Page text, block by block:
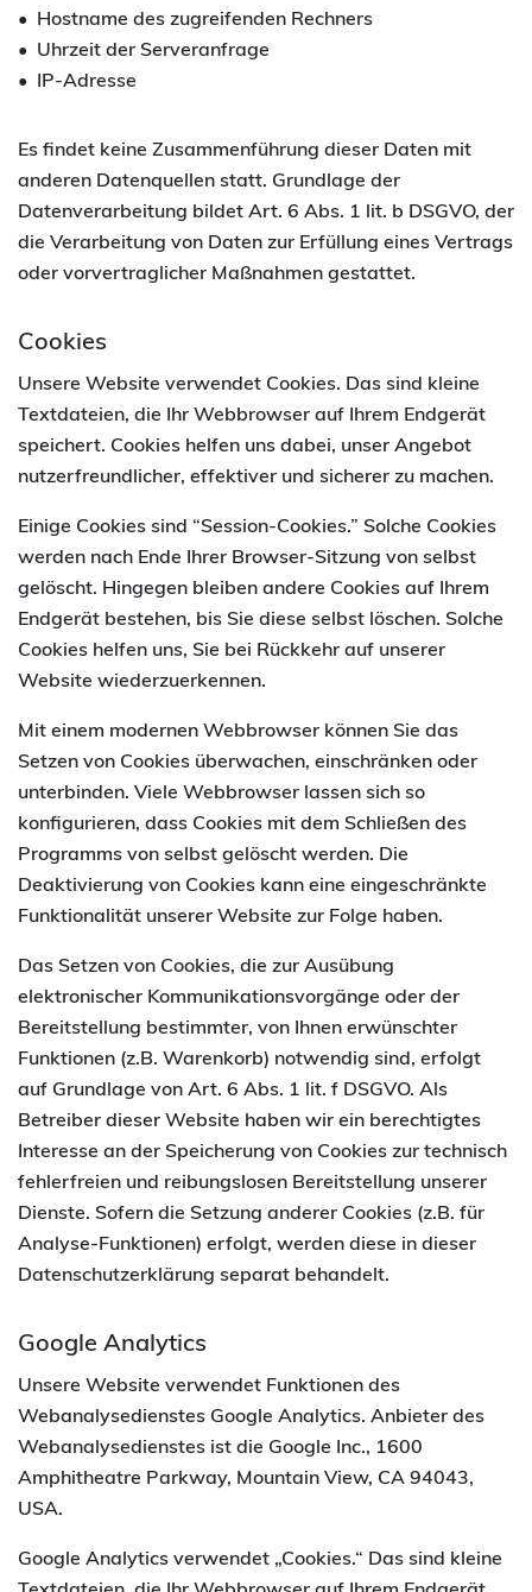
Hostname des zugreifenden Rechners
Uhrzeit der Serveranfrage
IP-Adresse
Es findet keine Zusammenführung dieser Daten mit
anderen Datenquellen statt. Grundlage der
Datenverarbeitung bildet Art. 6 Abs. 1 lit. b DSGVO, der
die Verarbeitung von Daten zur Erfüllung eines Vertrags
oder vorvertraglicher Maßnahmen gestattet.
Cookies
Unsere Website verwendet Cookies. Das sind kleine
Textdateien, die Ihr Webbrowser auf Ihrem Endgerät
speichert. Cookies helfen uns dabei, unser Angebot
nutzerfreundlicher, effektiver und sicherer zu machen.
Einige Cookies sind “Session-Cookies.” Solche Cookies
werden nach Ende Ihrer Browser-Sitzung von selbst
gelöscht. Hingegen bleiben andere Cookies auf Ihrem
Endgerät bestehen, bis Sie diese selbst löschen. Solche
Cookies helfen uns, Sie bei Rückkehr auf unserer
Website wiederzuerkennen.
Mit einem modernen Webbrowser können Sie das
Setzen von Cookies überwachen, einschränken oder
unterbinden. Viele Webbrowser lassen sich so
konfigurieren, dass Cookies mit dem Schließen des
Programms von selbst gelöscht werden. Die
Deaktivierung von Cookies kann eine eingeschränkte
Funktionalität unserer Website zur Folge haben.
Das Setzen von Cookies, die zur Ausübung
elektronischer Kommunikationsvorgänge oder der
Bereitstellung bestimmter, von Ihnen erwünschter
Funktionen (z.B. Warenkorb) notwendig sind, erfolgt
auf Grundlage von Art. 6 Abs. 1 lit. f DSGVO. Als
Betreiber dieser Website haben wir ein berechtigtes
Interesse an der Speicherung von Cookies zur technisch
fehlerfreien und reibungslosen Bereitstellung unserer
Dienste. Sofern die Setzung anderer Cookies (z.B. für
Analyse-Funktionen) erfolgt, werden diese in dieser
Datenschutzerklärung separat behandelt.
Google Analytics
Unsere Website verwendet Funktionen des
Webanalysedienstes Google Analytics. Anbieter des
Webanalysedienstes ist die Google Inc., 1600
Amphitheatre Parkway, Mountain View, CA 94043,
USA.
Google Analytics verwendet „Cookies.“ Das sind kleine